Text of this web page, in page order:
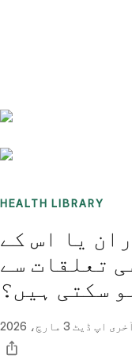
HEALTH LIBRARY
یا اس کے
تعلقات سے
سکتی ہیں؟
آخری اپ ڈیٹ 3 مارچ، 2026